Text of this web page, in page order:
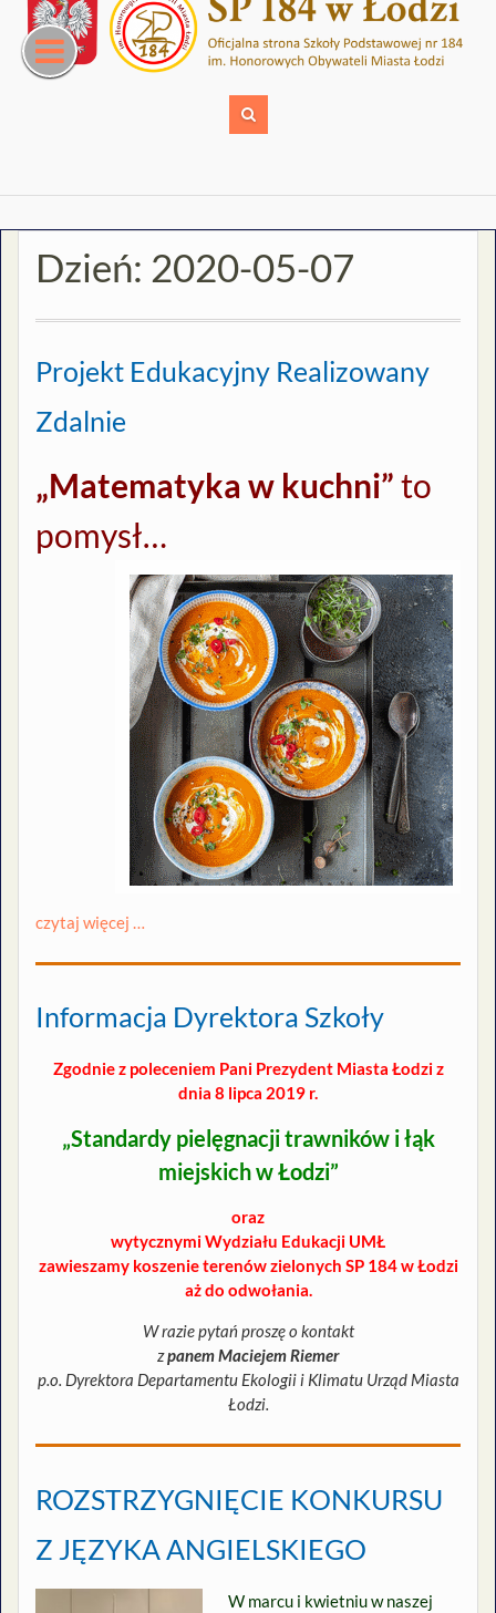
content
Dzień: 2020-05-07
Projekt Edukacyjny Realizowany
Zdalnie
„Matematyka w kuchni”to
pomysł…
czytaj więcej …
Informacja Dyrektora Szkoły
Zgodnie z poleceniem Pani Prezydent Miasta Łodzi z
dnia 8 lipca 2019 r.
„Standardy pielęgnacji trawników i łąk
miejskich w Łodzi”
oraz
wytycznymi Wydziału Edukacji UMŁ
zawieszamy koszenie terenów zielonych SP 184 w Łodzi
aż do odwołania.
W razie pytań proszę o kontakt
zpanem Maciejem Riemer
p.o. Dyrektora Departamentu Ekologii i Klimatu Urząd Miasta
Łodzi.
ROZSTRZYGNIĘCIE KONKURSU
Z JĘZYKA ANGIELSKIEGO
W marcu i kwietniu w naszej